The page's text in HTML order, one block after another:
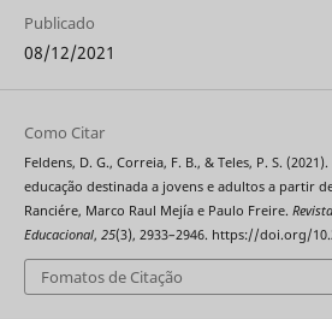
Publicado
08/12/2021
Como Citar
Feldens, D. G., Correia, F. B., & Teles, P. S.
educação destinada a jovens e adultos a partir
Ranciére, Marco Raul Mejía e Paulo Freire.
Educacional, 25(3), 2933–2946. https://doi.org/
Fomatos de Citação